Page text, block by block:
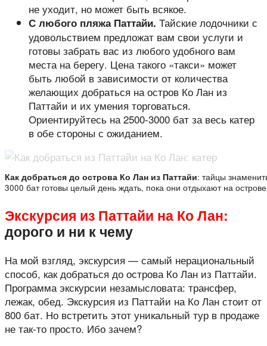
не уходит, но может быть всякое.
С любого пляжа Паттайи. Тайские лодочники с
удовольствием предложат вам свои услуги и
готовы забрать вас из любого удобного вам
места на берегу. Цена такого «такси» может
быть любой в зависимости от количества
желающих добраться на остров Ко Лан из
Паттайи и их умения торговаться.
Ориентируйтесь на 2500-3000 бат за весь катер
в обе стороны с ожиданием.
Как добраться до острова Ко Лан из Паттайи: тайцы
3000 бат готовы целый день ждать, пока они отдыхают на
Экскурсия из Паттайи на Ко Лан:
дорого и ни к чему
На мой взгляд, экскурсия — самый нерациональный
способ, как добраться до острова Ко Лан из Паттайи.
Программа экскурсии незамысловата: трансфер,
лежак, обед. Экскурсия из Паттайи на Ко Лан стоит от
800 бат. Но встретить этот уникальный тур в продаже
не так-то просто. Ибо зачем?